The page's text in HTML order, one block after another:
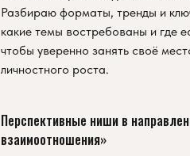
Разбираю форматы, тренды и
какие темы востребованы и где
чтобы уверенно занять своё
личностного роста.
Перспективные ниши в
взаимоотношения»